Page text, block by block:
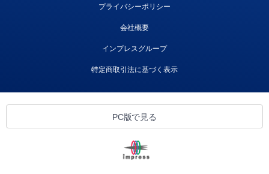
プライバシーポリシー
会社概要
インプレスグループ
特定商取引法に基づく表示
PC版で見る